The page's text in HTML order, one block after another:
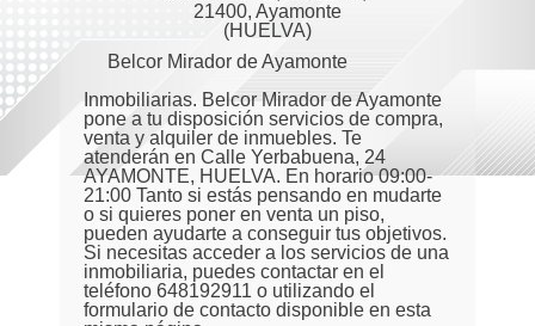
21400, Ayamonte
(HUELVA)
Belcor Mirador de Ayamonte
Inmobiliarias. Belcor Mirador de Ayamonte
pone a tu disposición servicios de compra,
venta y alquiler de inmuebles. Te
atenderán en Calle Yerbabuena, 24
AYAMONTE, HUELVA. En horario 09:00-
21:00 Tanto si estás pensando en mudarte
o si quieres poner en venta un piso,
pueden ayudarte a conseguir tus objetivos.
Si necesitas acceder a los servicios de una
inmobiliaria, puedes contactar en el
teléfono 648192911 o utilizando el
formulario de contacto disponible en esta